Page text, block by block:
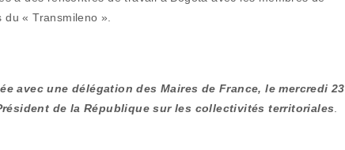
« Transmileno ».
avec une délégation des Maires de France, le mercredi 23
de la République sur les collectivités territoriales